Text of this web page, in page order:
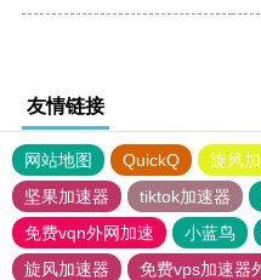
友情链接
网站地图 QuickQ 旋风
坚果加速器
tiktok加速器
免费vqn外网加速
小蓝鸟
旋风加速器
免费vps加速器